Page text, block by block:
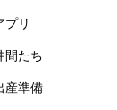
プリ
間たち
産準備